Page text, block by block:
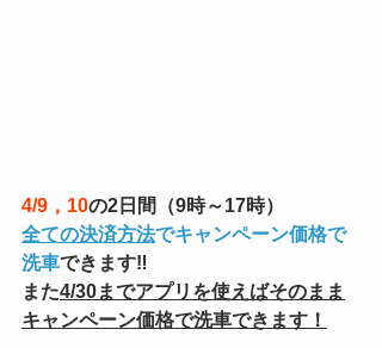
4/9，10の2日間（9時～17時）
全ての決済方法でキャンペーン価格で
洗車できます‼
また4/30までアプリを使えばそのまま
キャンペーン価格で洗車できます！